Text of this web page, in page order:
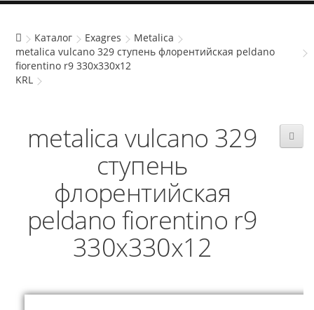
Каталог Exagres
Metalica
metalica vulcano 329 ступень флорентийская peldano
fiorentino r9 330x330x12
KRL
metalica vulcano 329
ступень
флорентийская
peldano fiorentino r9
330x330x12